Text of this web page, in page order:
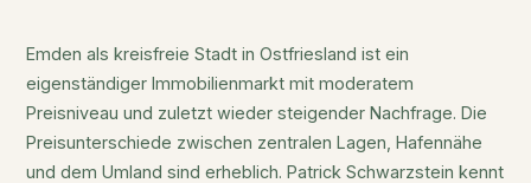
Emden als kreisfreie Stadt in Ostfriesland ist ein
eigenständiger Immobilienmarkt mit moderatem
Preisniveau und zuletzt wieder steigender Nachfrage. Die
Preisunterschiede zwischen zentralen Lagen, Hafennähe
und dem Umland sind erheblich. Patrick Schwarzstein kennt